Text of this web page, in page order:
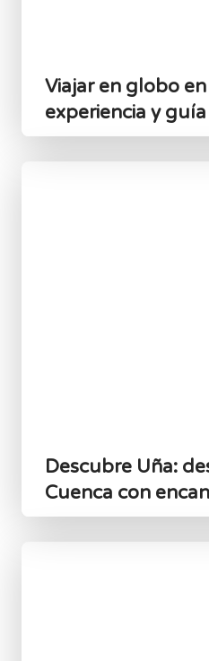
Viajar en globo
experiencia y
Descubre Uña:
Cuenca con